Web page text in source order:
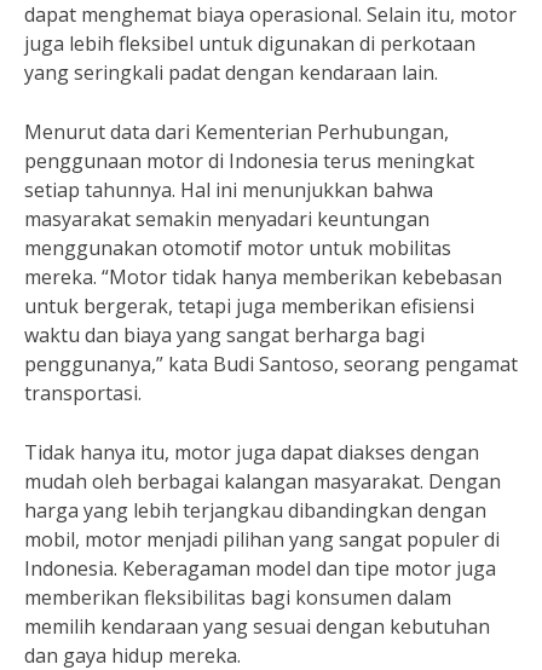
dapat menghemat biaya operasional. Selain itu, motor
juga lebih fleksibel untuk digunakan di perkotaan
yang seringkali padat dengan kendaraan lain.
Menurut data dari Kementerian Perhubungan,
penggunaan motor di Indonesia terus meningkat
setiap tahunnya. Hal ini menunjukkan bahwa
masyarakat semakin menyadari keuntungan
menggunakan otomotif motor untuk mobilitas
mereka. “Motor tidak hanya memberikan kebebasan
untuk bergerak, tetapi juga memberikan efisiensi
waktu dan biaya yang sangat berharga bagi
penggunanya,” kata Budi Santoso, seorang pengamat
transportasi.
Tidak hanya itu, motor juga dapat diakses dengan
mudah oleh berbagai kalangan masyarakat. Dengan
harga yang lebih terjangkau dibandingkan dengan
mobil, motor menjadi pilihan yang sangat populer di
Indonesia. Keberagaman model dan tipe motor juga
memberikan fleksibilitas bagi konsumen dalam
memilih kendaraan yang sesuai dengan kebutuhan
dan gaya hidup mereka.